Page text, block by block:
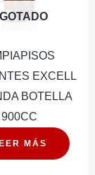
EXCELL
BOTELLA
900CC
MÁS